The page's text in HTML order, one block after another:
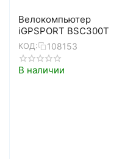
Велокомпьютер
iGPSPORT BSC300T
КОД: 108153
В наличии